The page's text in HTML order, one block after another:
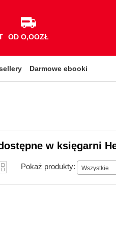
OD O,OOZŁ
Darmowe ebooki
w księgarni
Pokaż produkty: Wszystkie